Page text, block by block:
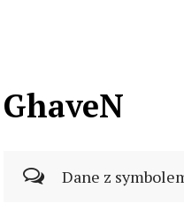
GhaveN
Dane z